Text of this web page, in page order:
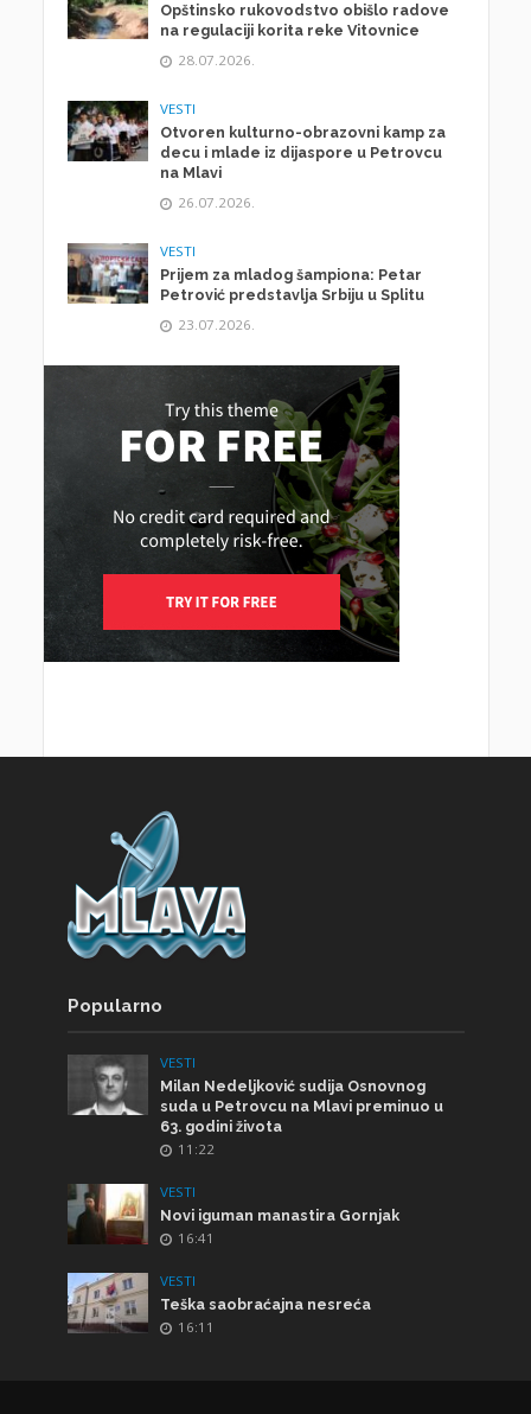
Opštinsko rukovodstvo obišlo radove
na regulaciji korita reke Vitovnice
28.07.2026.
VESTI
Otvoren kulturno-obrazovni kamp za
decu i mlade iz dijaspore u Petrovcu
na Mlavi
26.07.2026.
VESTI
Prijem za mladog šampiona: Petar
Petrović predstavlja Srbiju u Splitu
23.07.2026.
Popularno
VESTI
Milan Nedeljković sudija Osnovnog
suda u Petrovcu na Mlavi preminuo u
63. godini života
11:22
VESTI
Novi iguman manastira Gornjak
16:41
VESTI
Teška saobraćajna nesreća
16:11